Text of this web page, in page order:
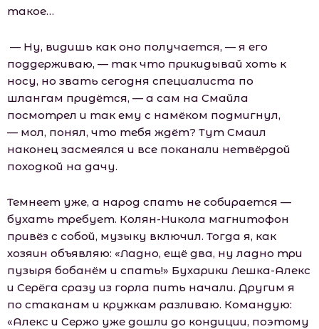
такое…
— Ну, видишь как оно получается, — я его
поддерживаю, — так что прикидывай хоть к
носу, но звать сегодня специалиста по
шлангам придётся, — а сам на Смайла
посмотрел и так ему с намёком подмигнул,
— мол, понял, что тебя ждёт? Тут Смаил
наконец засмеялся и все поканали нетвёрдой
походкой на дачу.
Темнеет уже, а народ спать не собирается —
бухать требует. Колян-Никола магнитофон
привёз с собой, музыку включил. Тогда я, как
хозяин объявляю: «Ладно, ещё два, ну ладно три
пузыря бобанём и спать!» Бухарики Лешка-Алекс
и Серёга сразу из горла пить начали. Другим я
по стаканам и кружкам разливаю. Командую:
«Алекс и Сержо уже дошли до кондиции, поэтому